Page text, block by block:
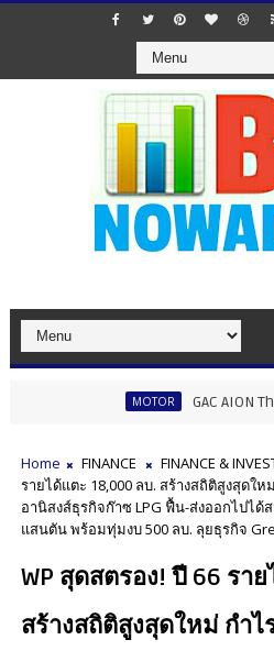
GAC AION
Home FINANCE FINANCE &
รายได้แตะ 18,000 ลบ. สร้างสถิติสูงสุดให
อานิสงส์ธุรกิจก๊าซ LPG ฟื้น-ส่งออกไปได้
แสนตัน พร้อมทุ่มงบ 500 ลบ. ลุยธุรกิจ
WP สุดสตรอง! ปี 66 รา
สร้างสถิติสูงสุดใหม่ กำไ